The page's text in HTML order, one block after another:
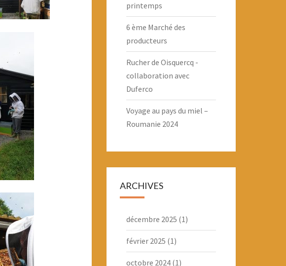
printemps
6 ème Marché des
producteurs
Rucher de Oisquercq -
collaboration avec
Duferco
Voyage au pays du miel –
Roumanie 2024
ARCHIVES
décembre 2025 (1)
février 2025 (1)
octobre 2024(1)